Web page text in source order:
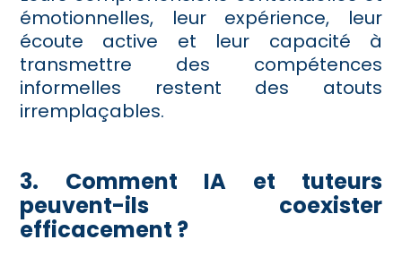
émotionnelles, leur expérience, leur
écoute active et leur capacité à
transmettre des compétences
informelles restent des atouts
irremplaçables.
3. Comment IA et tuteurs
peuvent-ils coexister
efficacement ?